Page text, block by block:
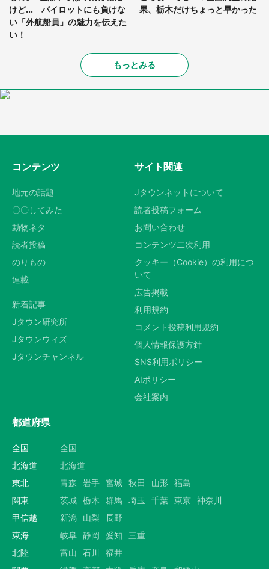
けど... パイロットにも負けな
い「外航船員」の魅力を伝えた
い！
果、栃木だけちょっと早かった
もっとみる
コンテンツ
地元の話題
〇〇してみた
動物ネタ
読者投稿
のりもの
連載
新着記事
Jタウン研究所
Jタウンウィズ
Jタウンチャンネル
サイト関連
Jタウンネットについて
読者投稿フォーム
お問い合わせ
コンテンツ二次利用
クッキー（Cookie）の利用につ
いて
広告掲載
利用規約
コメント投稿利用規約
個人情報保護方針
SNS利用ポリシー
AIポリシー
会社案内
都道府県
全国
全国
北海道
北海道
東北
青森 岩手 宮城 秋田 山形 福島
関東
茨城 栃木 群馬 埼玉 千葉 東京 神奈川
甲信越
新潟 山梨
長野
東海
岐阜 静岡 愛知
三重
北陸
富山 石川
福井